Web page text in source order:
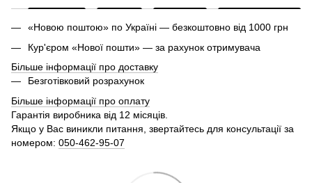
«Новою поштою» по Україні — безкоштовно від 1000 грн
Кур'єром «Нової пошти» — за рахунок отримувача
Більше інформації про доставку
Безготівковий розрахунок
Більше інформації про оплату
Гарантія виробника від 12 місяців.
Якщо у Вас виникли питання, звертайтесь для консультації за
номером: 050-462-95-07